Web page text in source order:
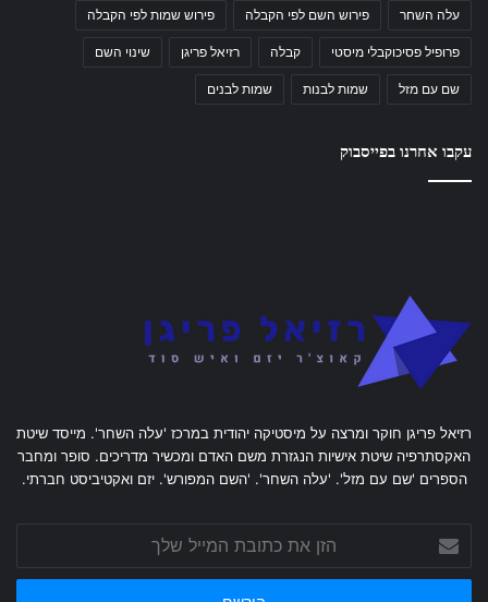
עלה השחר פירוש השם לפי הקבלה פירוש שמות לפי הקבלה
פרופיל פסיכוקבלי מיסטי קבלה רזיאל פריגן שינוי השם
שם עם מזל שמות לבנות שמות לבנים
עקבו אחרנו בפייסבוק
רזיאל פריגן חוקר ומרצה על מיסטיקה יהודית במרכז 'עלה השחר'. מייסד שיטת
האקסתרפיה שיטת אישיות הנגזרת משם האדם ומכשיר מדריכים. סופר ומחבר
הספרים 'שם עם מזל'. 'עלה השחר'. 'השם המפורש'. יזם ואקטיביסט חברתי.
את
כתובת